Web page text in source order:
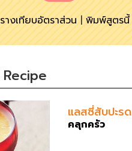
างเทียบอัตราส่วน|พิมพ์สูตรนี้
แลสซี่สับปะรด
คลุกครัว